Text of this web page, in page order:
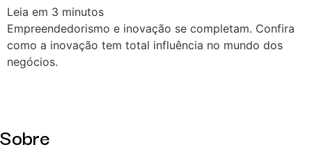
Leia em 3 minutos
Empreendedorismo e inovação se completam. Confira
como a inovação tem total influência no mundo dos
negócios.
Sobre